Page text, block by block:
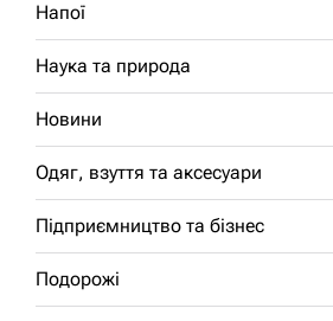
Напої
Наука та природа
Новини
Одяг, взуття та аксесуари
Підприємництво та бізнес
Подорожі